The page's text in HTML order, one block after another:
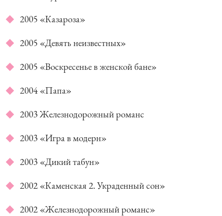
2005 «Казароза»
2005 «Девять неизвестных»
2005 «Воскресенье в женской бане»
2004 «Папа»
2003 Железнодорожный романс
2003 «Игра в модерн»
2003 «Дикий табун»
2002 «Каменская 2. Украденный сон»
2002 «Железнодорожный романс»